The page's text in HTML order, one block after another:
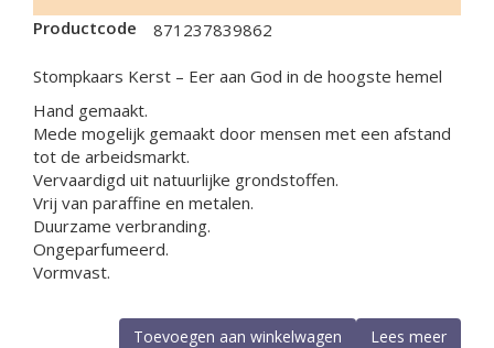
Productcode 871237839862
Stompkaars Kerst – Eer aan God in de hoogste hemel
Hand gemaakt.
Mede mogelijk gemaakt door mensen met een afstand
tot de arbeidsmarkt.
Vervaardigd uit natuurlijke grondstoffen.
Vrij van paraffine en metalen.
Duurzame verbranding.
Ongeparfumeerd.
Vormvast.
Lees meer
Toevoegen aan winkelwagen